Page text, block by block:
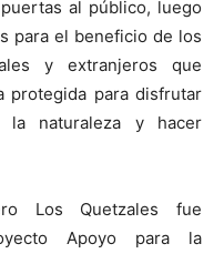
al público, luego
para el beneficio de los
y extranjeros que
protegida para disfrutar
naturaleza y hacer
Los Quetzales fue
Apoyo para la